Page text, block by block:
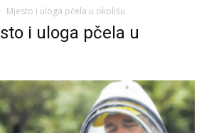
Mjesto i uloga pčela u okolišu
i uloga pčela u